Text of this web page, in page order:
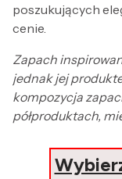
poszukujących
cenie.
Zapach
jednak jej
kompozycja
półproduktach,